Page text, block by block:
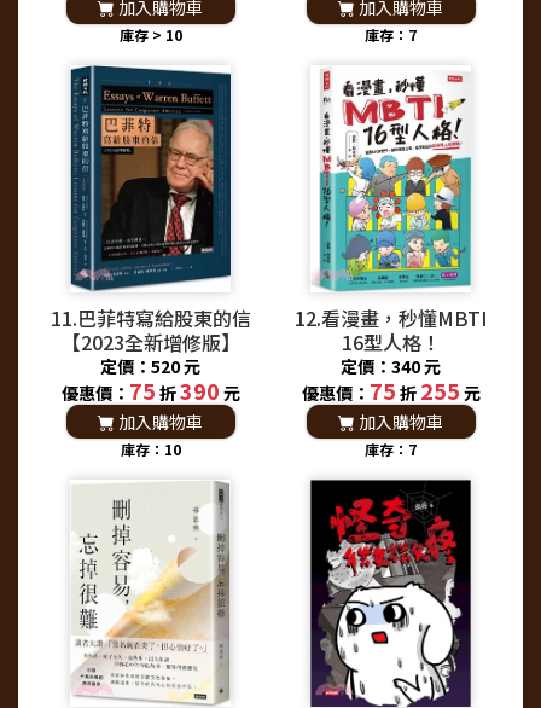
加入購物車
庫存 > 10
加入購物車
庫存：7
11.巴菲特寫給股東的信
【2023全新增修版】
定價：520 元
優惠價： 75 折390 元
加入購物車
庫存：10
12.看漫畫，秒懂MBTI
16型人格！
定價：340 元
優惠價： 75 折 255 元
加入購物車
庫存：7